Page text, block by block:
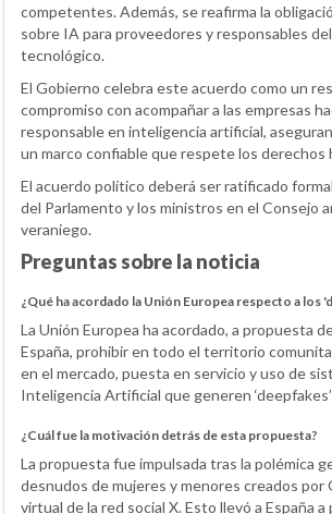
competentes. Además, se reafirma la
sobre IA para proveedores y responsables
tecnológico.
El Gobierno celebra este acuerdo como un
compromiso con acompañar a las empresas
responsable en inteligencia artificial,
un marco confiable que respete los derechos
El acuerdo político deberá ser ratificado
del Parlamento y los ministros en el Consejo
veraniego.
Preguntas sobre la noticia
¿Qué ha acordado la Unión Europea respecto a los
La Unión Europea ha acordado, a propuesta
España, prohibir en todo el territorio
en el mercado, puesta en servicio y uso de
Inteligencia Artificial que generen
¿Cuál fue la motivación detrás de esta propuesta?
La propuesta fue impulsada tras la polémica
desnudos de mujeres y menores creados por
virtual de la red social X. Esto llevó a España